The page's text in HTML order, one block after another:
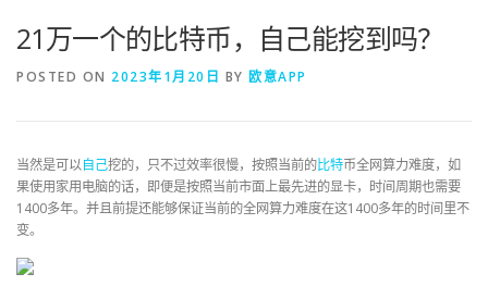
21万一个的比特币，自己能挖到吗？
POSTED ON 2023年1月20日 BY 欧意APP
当然是可以自己挖的，只不过效率很慢，按照当前的比特币全网算力难度，如
果使用家用电脑的话，即便是按照当前市面上最先进的显卡，时间周期也需要
1400多年。并且前提还能够保证当前的全网算力难度在这1400多年的时间里不
变。